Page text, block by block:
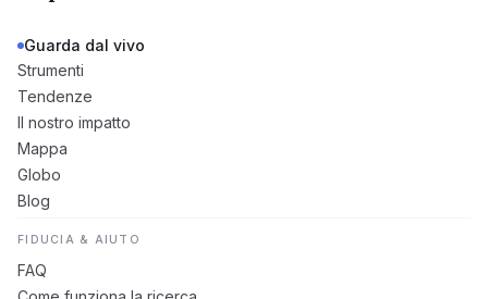
Guarda dal vivo
Strumenti
Tendenze
Il nostro impatto
Mappa
Globo
Blog
FIDUCIA & AIUTO
FAQ